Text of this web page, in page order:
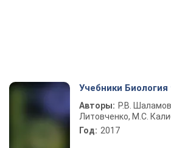
Учебники Биология
Авторы: Р.В.
Литовченко, М.С.
Год: 2017